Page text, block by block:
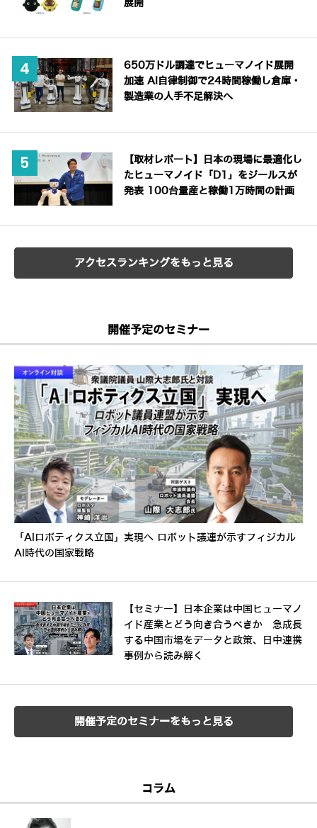
展開
650万ドル調達でヒューマノイド展開
加速 AI自律制御で24時間稼働し倉庫・
製造業の人手不足解決へ
【取材レポート】日本の現場に最適化し
たヒューマノイド「D1」をジールスが
発表 100台量産と稼働1万時間の計画
アクセスランキングをもっと見る
開催予定のセミナー
「AIロボティクス立国」実現へ ロボット議連が示すフィジカル
AI時代の国家戦略
【セミナー】日本企業は中国ヒューマノ
イド産業とどう向き合うべきか 急成長
する中国市場をデータと政策、日中連携
事例から読み解く
開催予定のセミナーをもっと見る
コラム